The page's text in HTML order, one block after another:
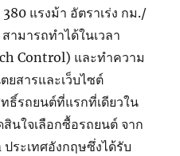
แรงม้า อัตราเร่ง กม./
ามารถทำได้ในเวลา
Control) และทำความ
ยสารและเว็บไซต์
ธิ์รถยนต์ที่แรกที่เดียวใน
นใจเลือกซื้อรถยนต์ จาก
ระเทศอังกฤษซึ่งได้รับ